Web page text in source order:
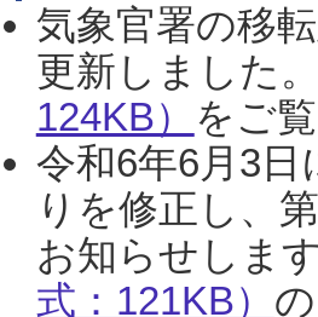
気象官署の移
更新しました
124KB） をご
令和6年6月3
りを修正し、
お知らせしま
式：121KB）